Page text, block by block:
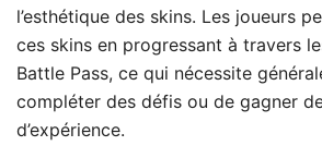
l’esthétique des skins. Les joueurs
ces skins en progressant à travers
Battle Pass, ce qui nécessite
compléter des défis ou de gagner
d’expérience.